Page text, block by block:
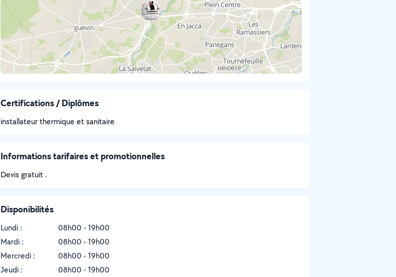
Certifications / Diplômes
installateur thermique et sanitaire
Informations tarifaires et promotionnelles
Devis gratuit .
Disponibilités
Lundi :
08h00 - 19h00
Mardi :
08h00 - 19h00
Mercredi :
08h00 - 19h00
Jeudi :
08h00 - 19h00